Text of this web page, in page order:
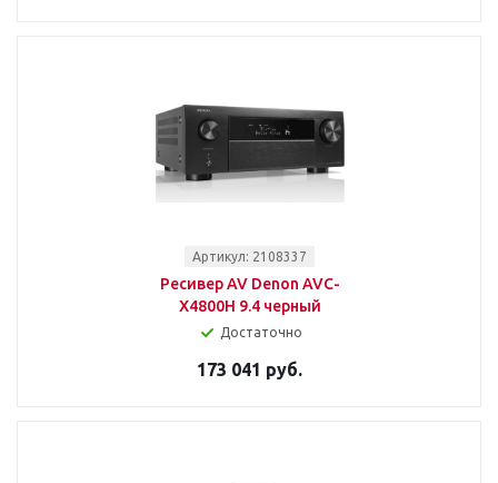
Артикул: 2108337
Ресивер AV Denon AVC-
X4800H 9.4 черный
Достаточно
173 041 руб.